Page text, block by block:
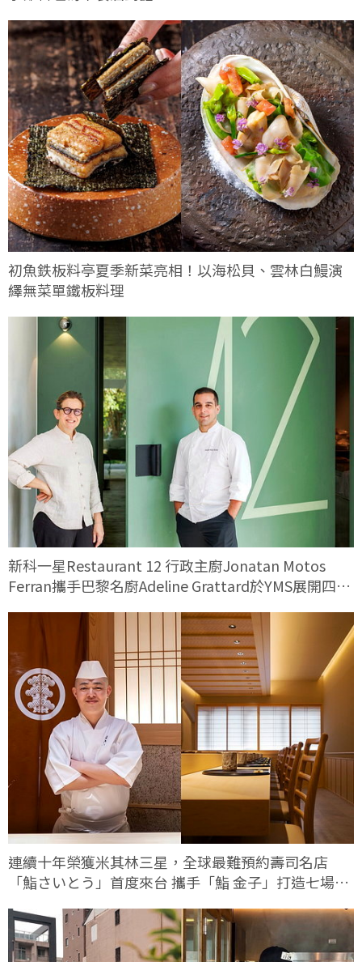
初魚鉄板料亭夏季新菜亮相！以海松貝、雲林白鰻演
繹無菜單鐵板料理
新科一星Restaurant 12 行政主廚Jonatan Motos
Ferran攜手巴黎名廚Adeline Grattard於YMS展開四手
連續十年榮獲米其林三星，全球最難預約壽司名店
「鮨さいとう」首度來台 攜手「鮨 金子」打造七場限